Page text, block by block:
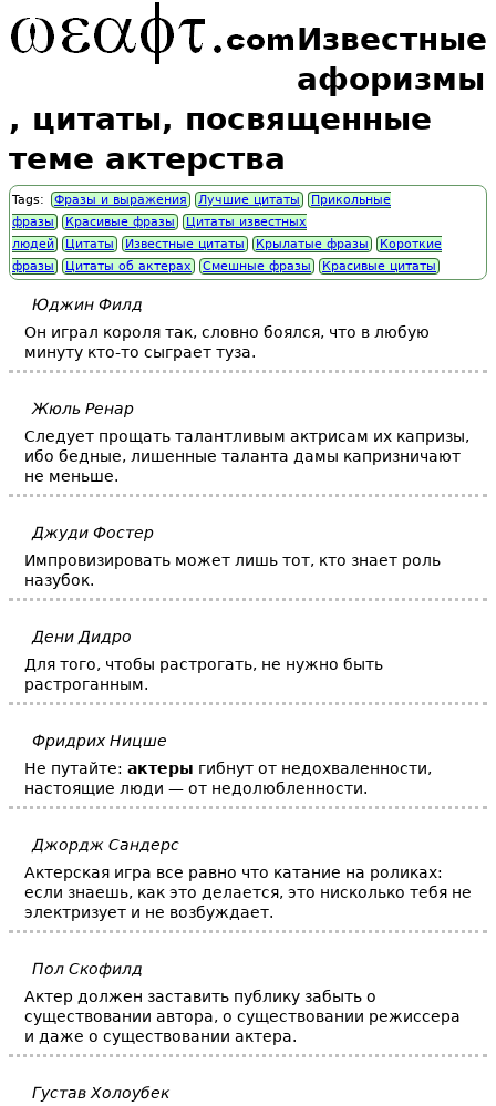
Известные
афоризмы
, цитаты, посвященные
теме актерства
Tags: Фразы и выражения Лучшие цитаты
Прикольные
фразы
Красивые фразы
Цитаты известных
людей
Цитаты Известные цитаты Крылатые фразы
Короткие
фразы
Цитаты об актерах Смешные фразы Красивые цитаты
Юджин Филд
Он играл короля так, словно боялся, что в любую
минуту кто-то сыграет туза.
Жюль Ренар
Следует прощать талантливым актрисам их капризы,
ибо бедные, лишенные таланта дамы капризничают
не меньше.
Джуди Фостер
Импровизировать может лишь тот, кто знает роль
назубок.
Дени Дидро
Для того, чтобы растрогать, не нужно быть
растроганным.
Фридрих Ницше
Не путайте: актеры гибнут от недохваленности,
настоящие люди — от недолюбленности.
Джордж Сандерс
Актерская игра все равно что катание на роликах:
если знаешь, как это делается, это нисколько тебя не
электризует и не возбуждает.
Пол Скофилд
Актер должен заставить публику забыть о
существовании автора, о существовании режиссера
и даже о существовании актера.
Густав Холоубек